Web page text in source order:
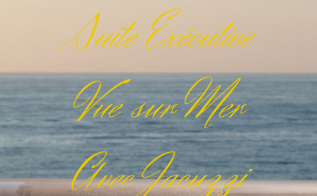
Suite Exécutive
Vue sur Mer
Avec Jacuzzi